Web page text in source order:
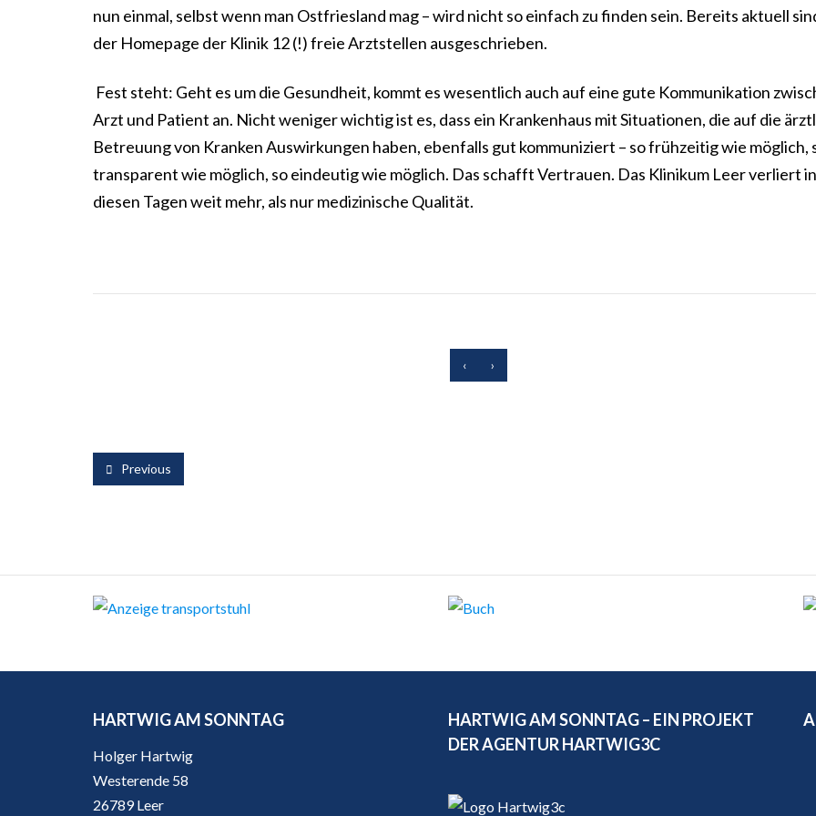
nun einmal, selbst wenn man Ostfriesland mag – wird nicht so einfach zu finden sein. Bereits aktuell
der Homepage der Klinik 12 (!) freie Arztstellen ausgeschrieben.
Fest steht: Geht es um die Gesundheit, kommt es wesentlich auch auf eine gute Kommunikation
Arzt und Patient an. Nicht weniger wichtig ist es, dass ein Krankenhaus mit Situationen, die auf die
Betreuung von Kranken Auswirkungen haben, ebenfalls gut kommuniziert – so frühzeitig wie möglich,
transparent wie möglich, so eindeutig wie möglich. Das schafft Vertrauen. Das Klinikum Leer verliert in
diesen Tagen weit mehr, als nur medizinische Qualität.
‹ ›
Previous
HARTWIG AM SONNTAG
Holger Hartwig
Westerende 58
26789 Leer
HARTWIG AM SONNTAG – EIN PROJEKT
DER AGENTUR HARTWIG3C